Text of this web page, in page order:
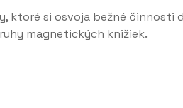
ktoré si osvoja bežné činnosti
magnetických knižiek.